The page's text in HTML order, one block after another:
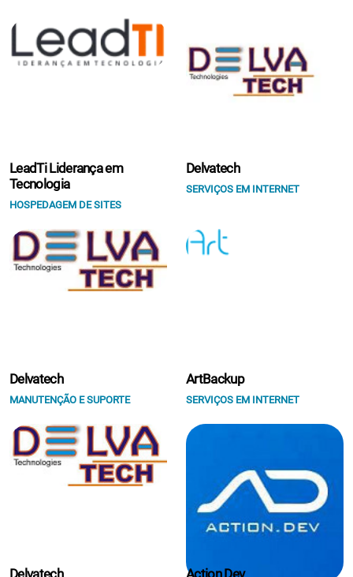
LeadTi Liderança em
Tecnologia
HOSPEDAGEM DE SITES
Delvatech
SERVIÇOS EM INTERNET
Delvatech
MANUTENÇÃO E SUPORTE
ArtBackup
SERVIÇOS EM INTERNET
Delvatech Action Dev